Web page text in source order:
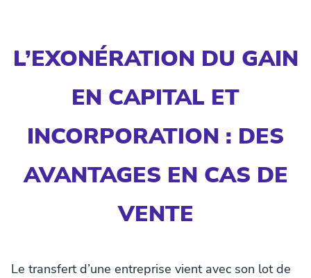
L’EXONÉRATION DU GAIN
EN CAPITAL ET
INCORPORATION : DES
AVANTAGES EN CAS DE
VENTE
Le transfert d’une entreprise vient avec son lot de